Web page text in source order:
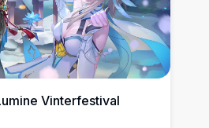
Vinterfestival